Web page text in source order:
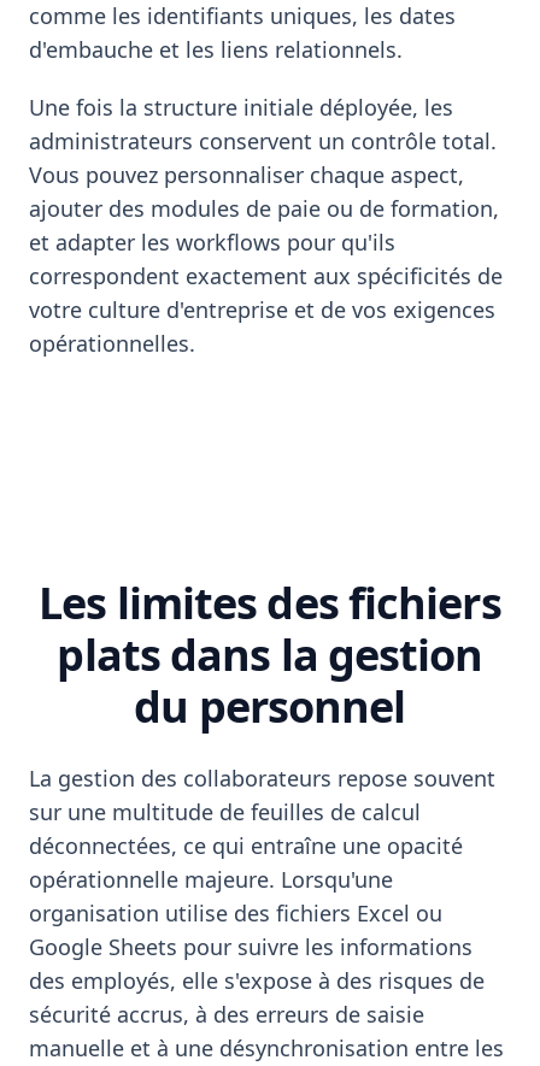
comme les identifiants uniques, les dates
d'embauche et les liens relationnels.
Une fois la structure initiale déployée, les
administrateurs conservent un contrôle total.
Vous pouvez personnaliser chaque aspect,
ajouter des modules de paie ou de formation,
et adapter les workflows pour qu'ils
correspondent exactement aux spécificités de
votre culture d'entreprise et de vos exigences
opérationnelles.
Les limites des fichiers
plats dans la gestion
du personnel
La gestion des collaborateurs repose souvent
sur une multitude de feuilles de calcul
déconnectées, ce qui entraîne une opacité
opérationnelle majeure. Lorsqu'une
organisation utilise des fichiers Excel ou
Google Sheets pour suivre les informations
des employés, elle s'expose à des risques de
sécurité accrus, à des erreurs de saisie
manuelle et à une désynchronisation entre les